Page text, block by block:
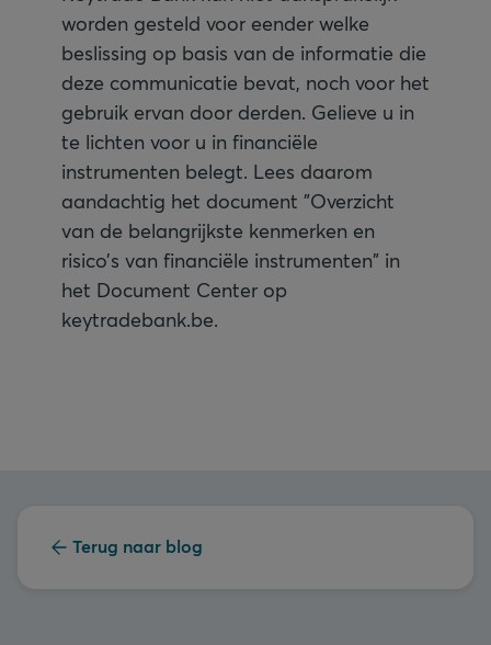
worden gesteld voor eender welke
beslissing op basis van de informatie die
deze communicatie bevat, noch voor het
gebruik ervan door derden. Gelieve u in
te lichten voor u in financiële
instrumenten belegt. Lees daarom
aandachtig het document "Overzicht
van de belangrijkste kenmerken en
risico’s van financiële instrumenten" in
het Document Center op
keytradebank.be.
Terug naar blog